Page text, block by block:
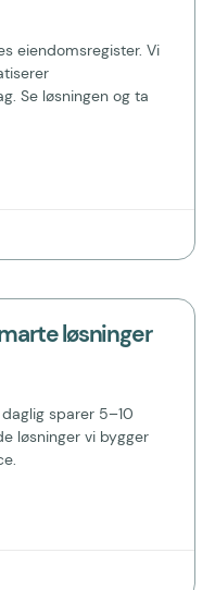
eiendomsregister. Vi
Se løsningen og ta
løsninger
sparer 5–10
løsninger vi bygger